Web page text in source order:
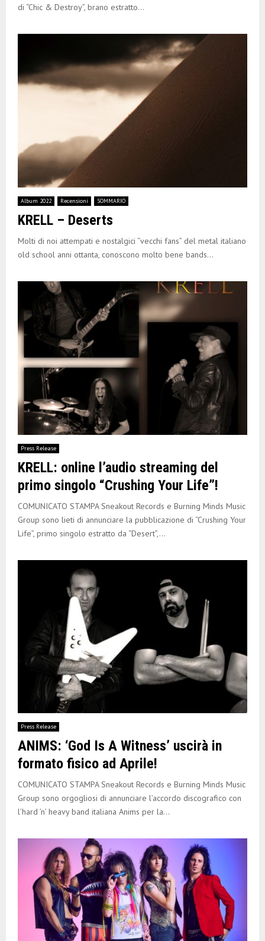
di “Chic & Destroy”, brano estratto...
Album 2022 Recensioni SOMMARIO
KRELL – Deserts
Molti di noi attempati e nostalgici “vecchi fans” del metal italiano
old school anni ottanta, conoscono molto bene bands...
Press Release
KRELL: online l’audio streaming del
primo singolo “Crushing Your Life”!
COMUNICATO STAMPA Sneakout Records e Burning Minds Music
Group sono lieti di annunciare la pubblicazione di “Crushing Your
Life”, primo singolo estratto da “Desert”,...
Press Release
ANIMS: ‘God Is A Witness’ uscirà in
formato fisico ad Aprile!
COMUNICATO STAMPA Sneakout Records e Burning Minds Music
Group sono orgogliosi di annunciare l’accordo discografico con
l’hard ’n’ heavy band italiana Anims per la...